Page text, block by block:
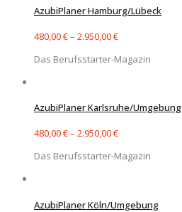
AzubiPlaner Hamburg/Lübeck
480,00€– 2.950,00€
Das Berufsstarter-Magazin
AzubiPlaner Karlsruhe/Umgebung
480,00€– 2.950,00€
Das Berufsstarter-Magazin
AzubiPlaner Köln/Umgebung